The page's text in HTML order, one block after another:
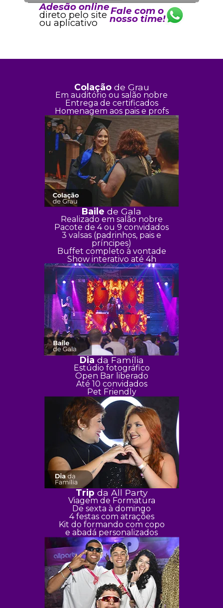
Adesão online
direto pelo site
ou aplicativo
Fale com o
nosso time!
Colaçãode Grau
Em auditório ou salão nobre
Entrega de certificados
Homenagem aos pais e profs
Baile de Gala
Realizado em salão nobre
Pacote de 4 ou 9 convidados
3 valsas (padrinhos, pais e
príncipes)
Buffet completo à vontade
Show interativo até 4h
Dia da Família
Estúdio fotográfico
Open Bar liberado
Até 10 convidados
Pet Friendly
Trip da All Party
Viagem de Formatura
De sexta à domingo
4 festas com atrações
Kit do formando com copo
e abadá personalizados